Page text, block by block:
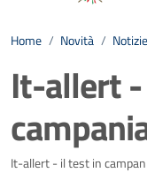
Home / Novità / Notizie
It-allert
Dettagli
It-allert - il test in